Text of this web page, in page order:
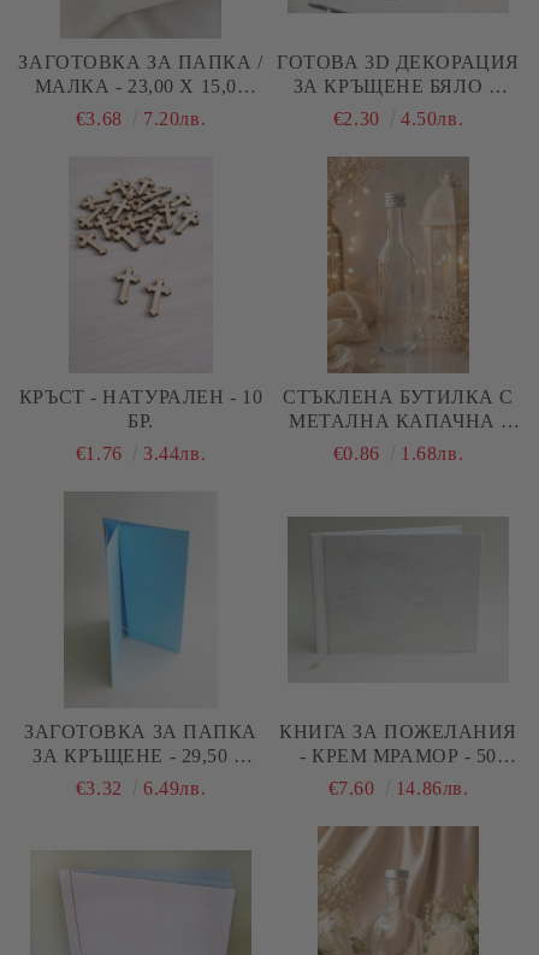
ЗАГОТОВКА ЗА ПАПКА /
МАЛКА - 23,00 Х 15,00
СМ - БЯЛО
€3.68 7.20лв.
ГОТОВА 3D ДЕКОРАЦИЯ
ЗА КРЪЩЕНЕ БЯЛО И
СИНЬО - 3 БРОЯ
€2.30 4.50лв.
КРЪСТ - НАТУРАЛЕН - 10
БР.
€1.76
3.44лв.
СТЪКЛЕНА БУТИЛКА С
МЕТАЛНА КАПАЧНА -
4,00 Х 16,00 СМ
€0.86 1.68лв.
ЗАГОТОВКА ЗА ПАПКА
ЗА КРЪЩЕНЕ - 29,50 Х
21,70 СМ - СИНЬО
€3.32 6.49лв.
КНИГА ЗА ПОЖЕЛАНИЯ
- КРЕМ МРАМОР - 50
ЛИСТА 21,00 Х 14,00 СМ
€7.60 14.86лв.